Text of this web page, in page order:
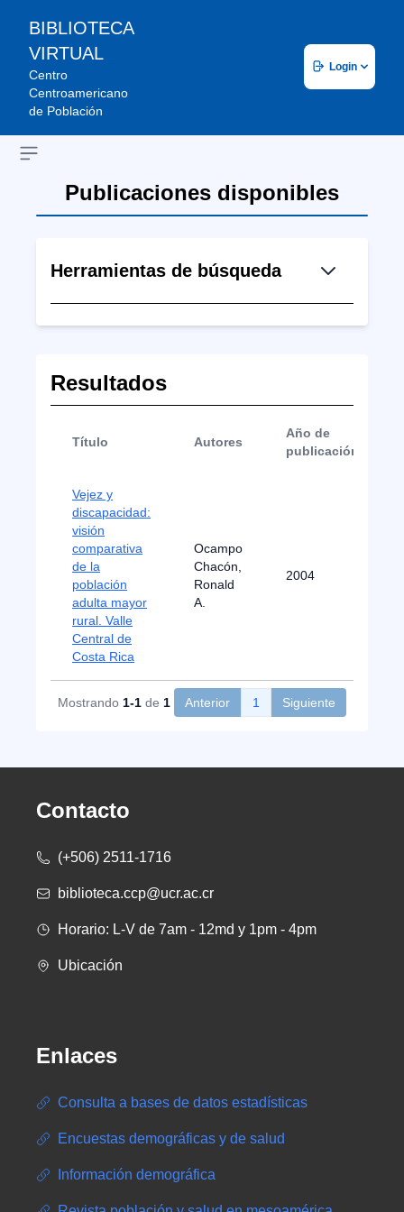
BIBLIOTECA
VIRTUAL
Centro
Centroamericano
de Población
Login
Open sidebar
Publicaciones disponibles
Herramientas de búsqueda
Resultados
Título Autores
Año de
publicación
Vejez y
discapacidad:
visión
comparativa
de la
población
adulta mayor
rural. Valle
Central de
Costa Rica
Ocampo
Chacón,
Ronald
A.
2004
Mostrando 1-1 de 1 Anterior 1 Siguiente
Contacto
(+506) 2511-1716
biblioteca.ccp@ucr.ac.cr
Horario: L-V de 7am - 12md y 1pm - 4pm
Ubicación
Enlaces
Consulta a bases de datos estadísticas
Encuestas demográficas y de salud
Información demográfica